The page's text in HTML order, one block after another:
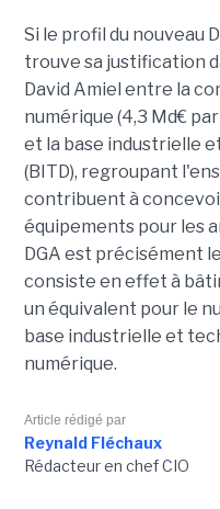
Si le profil du nouveau
trouve sa justification
David Amiel entre la
numérique (4,3 Md€
et la base industrielle
(BITD), regroupant
contribuent à
équipements pour les
DGA est précisément
consiste en effet à
un équivalent pour le
base industrielle et
numérique.
Article rédigé par
Reynald Fléchaux
Rédacteur en chef CIO